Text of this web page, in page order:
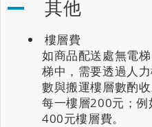
其他
樓層費
如商品配送處無電
梯中，需要透過人
數與搬運樓層數酌收
每一樓層200元；
400元樓層費。